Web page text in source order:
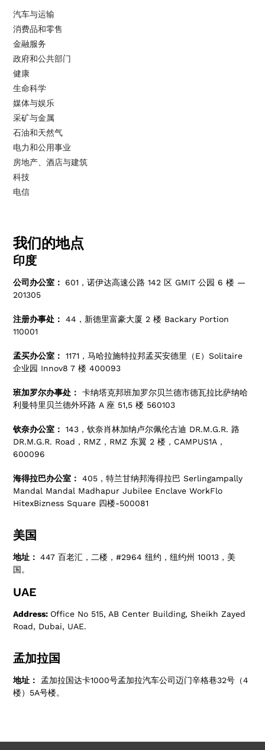
汽车与运输
消费品和零售
金融服务
政府和公共部门
健康
生命科学
媒体与娱乐
采矿与金属
石油和天然气
电力和公用事业
房地产、酒店与建筑
科技
电信
我们的地点
印度
公司办公室： 601，诺伊达高速公路 142 区 GMIT 公园 6 楼 —
201305
注册办事处：
44，新德里富豪大厦 2 楼 Backary Portion
110001
孟买办公室：
1171，马哈拉施特拉邦孟买安德里（E）Solitaire
企业园 Innov8 7 楼 400093
班加罗尔办事处：
卡纳塔克邦班加罗尔贝兰德市德瓦拉比萨纳哈
利曼特里贝兰德外环路 A 座 51,5 楼 560103
钦奈办公室：
143，钦奈肖林加纳卢尔佩伦古迪 DR.M.G.R. 路
DR.M.G.R. Road，RMZ，RMZ 东翼 2 楼，CAMPUS1A，
600096
海得拉巴办公室：
405，特兰甘纳邦海得拉巴 Serlingampally
Mandal Mandal Madhapur Jubilee Enclave WorkFlo
HitexBizness Square 四楼-500081
美国
地址：447 百老汇，二楼，#2964 纽约，纽约州 10013，美
国。
UAE
Address: Office No 515, AB Center Building, Sheikh Zayed
Road, Dubai, UAE.
孟加拉国
地址：
孟加拉国达卡1000号孟加拉汽车公司迈门辛格巷32号（4
楼）5A号楼。